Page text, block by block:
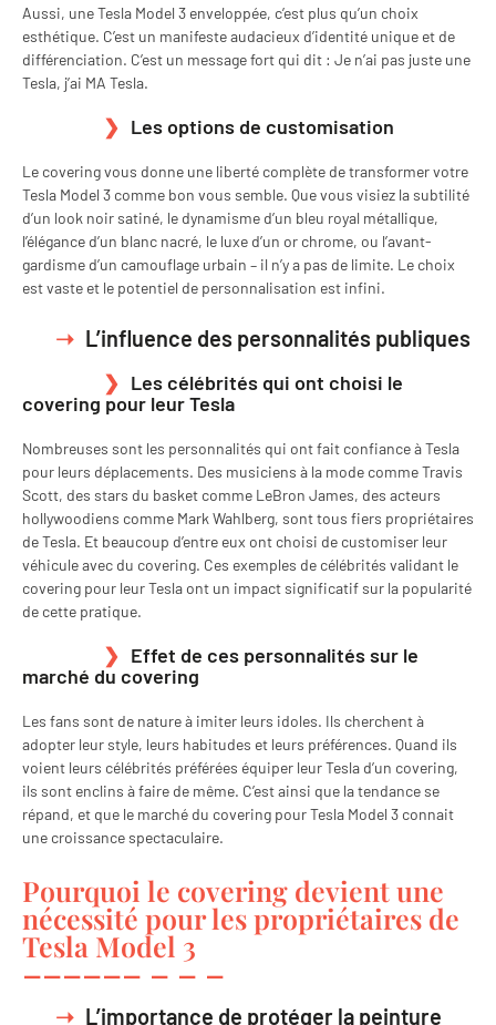
Aussi, une Tesla Model 3 enveloppée, c’est plus qu’un choix
esthétique. C’est un manifeste audacieux d’identité unique et de
différenciation. C’est un message fort qui dit : Je n’ai pas juste une
Tesla, j’ai MA Tesla.
Les options de customisation
Le covering vous donne une liberté complète de transformer votre
Tesla Model 3 comme bon vous semble. Que vous visiez la subtilité
d’un look noir satiné, le dynamisme d’un bleu royal métallique,
l’élégance d’un blanc nacré, le luxe d’un or chrome, ou l’avant-
gardisme d’un camouflage urbain – il n’y a pas de limite. Le choix
est vaste et le potentiel de personnalisation est infini.
L’influence des personnalités publiques
Les célébrités qui ont choisi le
covering pour leur Tesla
Nombreuses sont les personnalités qui ont fait confiance à Tesla
pour leurs déplacements. Des musiciens à la mode comme Travis
Scott, des stars du basket comme LeBron James, des acteurs
hollywoodiens comme Mark Wahlberg, sont tous fiers propriétaires
de Tesla. Et beaucoup d’entre eux ont choisi de customiser leur
véhicule avec du covering. Ces exemples de célébrités validant le
covering pour leur Tesla ont un impact significatif sur la popularité
de cette pratique.
Effet de ces personnalités sur le
marché du covering
Les fans sont de nature à imiter leurs idoles. Ils cherchent à
adopter leur style, leurs habitudes et leurs préférences. Quand ils
voient leurs célébrités préférées équiper leur Tesla d’un covering,
ils sont enclins à faire de même. C’est ainsi que la tendance se
répand, et que le marché du covering pour Tesla Model 3 connait
une croissance spectaculaire.
Pourquoi le covering devient une
nécessité pour les propriétaires de
Tesla Model 3
L’importance de protéger la peinture